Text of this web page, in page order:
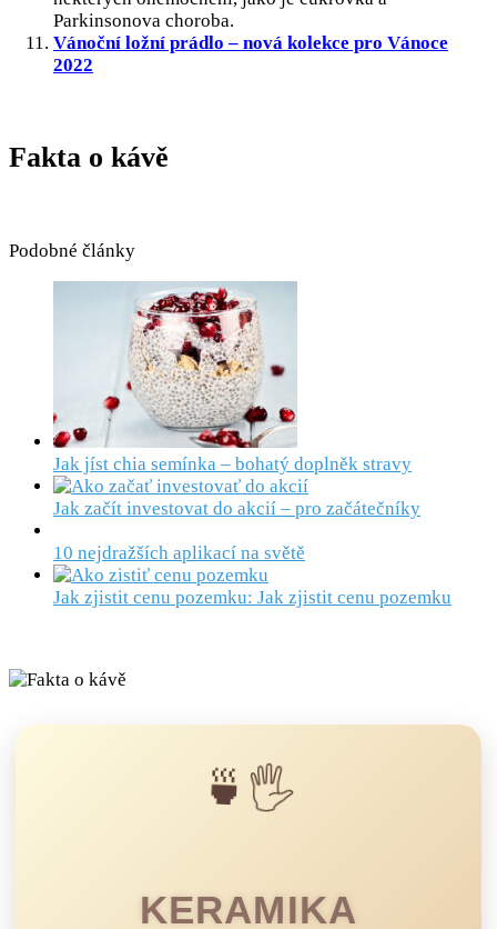
Parkinsonova choroba.
Vánoční ložní prádlo – nová kolekce pro Vánoce
2022
Fakta o kávě
Podobné články
Jak jíst chia semínka – bohatý doplněk stravy
Jak začít investovat do akcií – pro začátečníky
10 nejdražších aplikací na světě
Jak zjistit cenu pozemku: Jak zjistit cenu pozemku
🍵🖐️
KERAMIKA